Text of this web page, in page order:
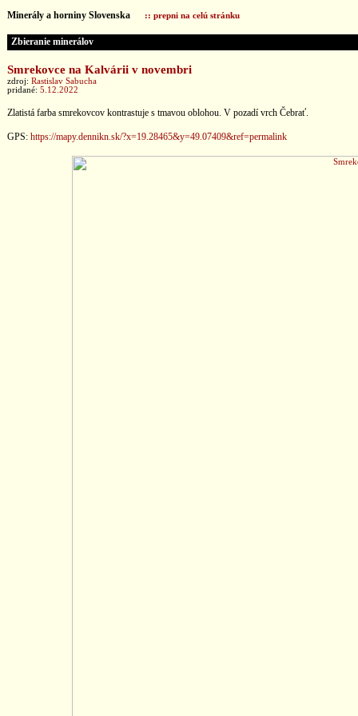
Minerály a horniny Slovenska :: prepni na celú stránku
Zbieranie minerálov
Smrekovce na Kalvárii v novembri
zdroj: Rastislav Sabucha
pridané: 5.12.2022
Zlatistá farba smrekovcov kontrastuje s tmavou oblohou. V pozadí vrch Čebrať.
GPS: https://mapy.dennikn.sk/?x=19.28465&y=49.07409&ref=permalink